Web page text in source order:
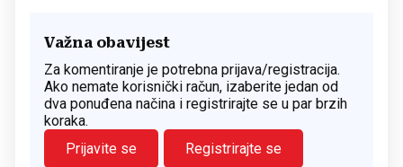
Važna obavijest
Za komentiranje je potrebna prijava/registracija.
Ako nemate korisnički račun, izaberite jedan od
dva ponuđena načina i registrirajte se u par brzih
koraka.
Prijavite se
Registrirajte se